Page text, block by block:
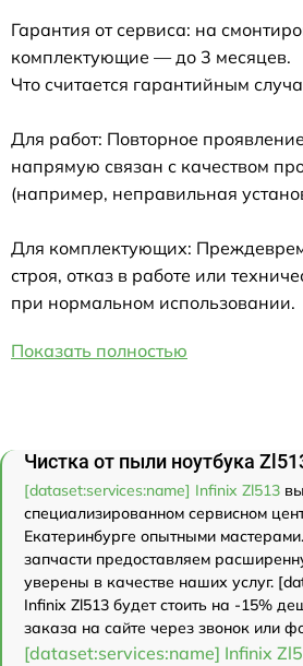
Гарантия от сервиса: на
комплектующие — до 3 месяцев.
Что считается гарантийным
Для работ: Повторное
напрямую связан с качеством
(например, неправильная
Для комплектующих:
строя, отказ в работе или
при нормальном использовании.
Показать полностью
Чистка от пыли ноутбука
[dataset:services:name] Infinix Zl513
специализированном сервисном
Екатеринбурге опытными
запчасти предоставляем
уверены в качестве наших услуг.
Infinix Zl513 будет стоить на -15%
заказа на сайте через звонок или
[dataset:services:name] Infinix